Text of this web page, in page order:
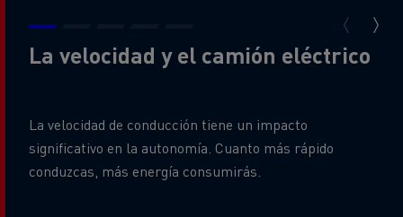
La velocidad y el camión eléctrico
La velocidad de conducción tiene un impacto
significativo en la autonomía. Cuanto más rápido
conduzcas, más energía consumirás.